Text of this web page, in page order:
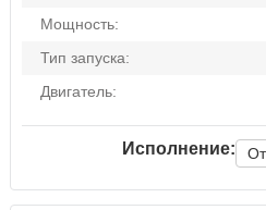
Мощность:
Тип запуска:
Двигатель:
Исполнение: